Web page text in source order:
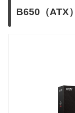
B650（ATX